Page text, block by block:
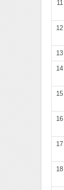
11
12
13
14
15
16
17
18